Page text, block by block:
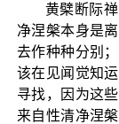
黄檗断际
净涅槃本身是
去作种种分别
该在见闻觉知
寻找，因为这
来自性清净涅